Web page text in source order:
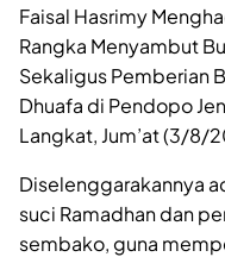
Faisal Hasrimy
Rangka Menyambut
Sekaligus Pemberian
Dhuafa di Pendopo
Langkat, Jum’at (3/8/
Diselenggarakannya
suci Ramadhan dan
sembako, guna